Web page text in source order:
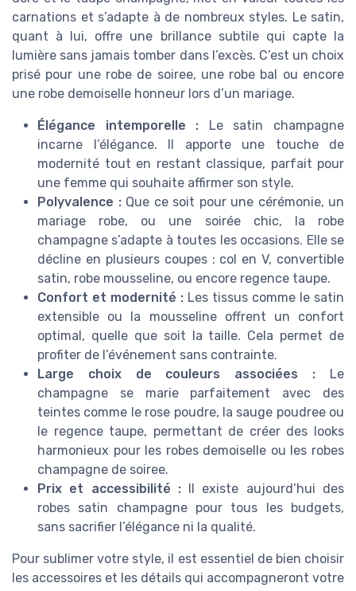
carnations et s’adapte à de nombreux styles. Le satin,
quant à lui, offre une brillance subtile qui capte la
lumière sans jamais tomber dans l’excès. C’est un choix
prisé pour une robe de soiree, une robe bal ou encore
une robe demoiselle honneur lors d’un mariage.
Élégance intemporelle : Le satin champagne
incarne l’élégance. Il apporte une touche de
modernité tout en restant classique, parfait pour
une femme qui souhaite affirmer son style.
Polyvalence :Que ce soit pour une cérémonie, un
mariage robe, ou une soirée chic, la robe
champagne s’adapte à toutes les occasions. Elle se
décline en plusieurs coupes : col en V, convertible
satin, robe mousseline, ou encore regence taupe.
Confort et modernité : Les tissus comme le satin
extensible ou la mousseline offrent un confort
optimal, quelle que soit la taille. Cela permet de
profiter de l’événement sans contrainte.
Large choix de couleurs associées : Le
champagne se marie parfaitement avec des
teintes comme le rose poudre, la sauge poudree ou
le regence taupe, permettant de créer des looks
harmonieux pour les robes demoiselle ou les robes
champagne de soiree.
Prix et accessibilité :Il existe aujourd’hui des
robes satin champagne pour tous les budgets,
sans sacrifier l’élégance ni la qualité.
Pour sublimer votre style, il est essentiel de bien choisir
les accessoires et les détails qui accompagneront votre